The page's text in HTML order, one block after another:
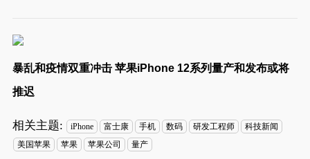
暴乱和疫情双重冲击 苹果iPhone 12系列量产和发布或将
推迟
相关主题: iPhone 富士康 手机 数码 研发工程师
科技新闻
美国苹果
苹果 苹果公司 量产